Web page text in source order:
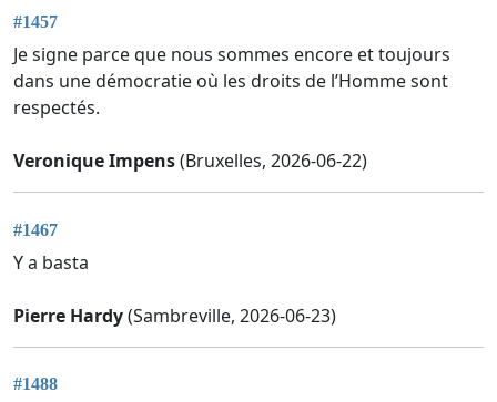
#1457
Je signe parce que nous sommes encore et toujours
dans une démocratie où les droits de l’Homme sont
respectés.
Veronique Impens(Bruxelles, 2026-06-22)
#1467
Y a basta
Pierre Hardy(Sambreville, 2026-06-23)
#1488